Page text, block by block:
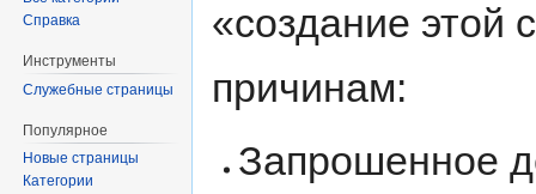
«создание
причинам:
Запрошенное
Справка
Инструменты
Служебные страницы
Популярное
Новые страницы
Категории